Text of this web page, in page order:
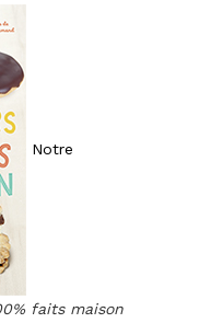
Notre
faits maison